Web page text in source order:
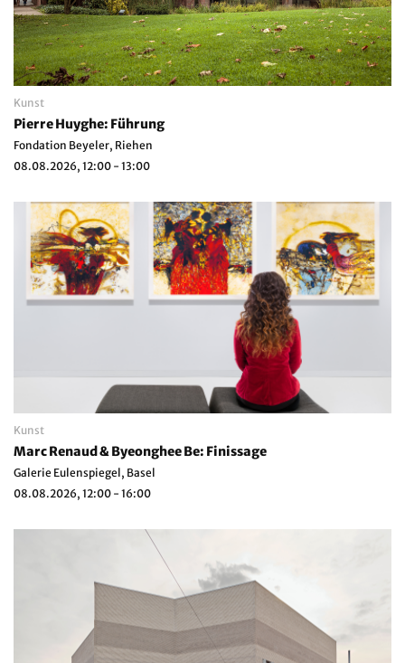
Kunst
Pierre Huyghe: Führung
Fondation Beyeler, Riehen
08.08.2026, 12:00 - 13:00
Kunst
Marc Renaud & Byeonghee Be: Finissage
Galerie Eulenspiegel, Basel
08.08.2026, 12:00 - 16:00